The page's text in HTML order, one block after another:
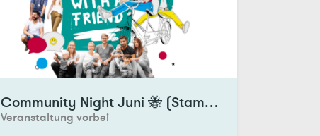
Community Night Juni 🐝 (Stammtisch und Tandemtreff)
Veranstaltung vorbei